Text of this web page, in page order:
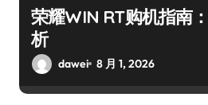
荣耀WIN RT购机指南
析
dawei 8 月 1, 2026